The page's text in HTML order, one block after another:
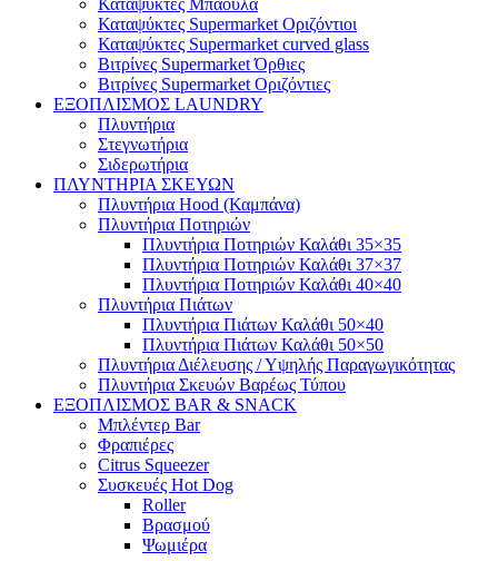
Καταψύκτες Μπαούλα
Καταψύκτες Supermarket Οριζόντιοι
Καταψύκτες Supermarket curved glass
Βιτρίνες Supermarket Όρθιες
Βιτρίνες Supermarket Οριζόντιες
ΕΞΟΠΛΙΣΜΟΣ LAUNDRY
Πλυντήρια
Στεγνωτήρια
Σιδερωτήρια
ΠΛΥΝΤΗΡΙΑ ΣΚΕΥΩΝ
Πλυντήρια Hood (Καμπάνα)
Πλυντήρια Ποτηριών
Πλυντήρια Ποτηριών Καλάθι 35×35
Πλυντήρια Ποτηριών Καλάθι 37×37
Πλυντήρια Ποτηριών Καλάθι 40×40
Πλυντήρια Πιάτων
Πλυντήρια Πιάτων Καλάθι 50×40
Πλυντήρια Πιάτων Καλάθι 50×50
Πλυντήρια Διέλευσης / Υψηλής Παραγωγικότητας
Πλυντήρια Σκευών Βαρέως Τύπου
ΕΞΟΠΛΙΣΜΟΣ BAR & SNACK
Μπλέντερ Bar
Φραπιέρες
Citrus Squeezer
Συσκευές Hot Dog
Roller
Βρασμού
Ψωμιέρα